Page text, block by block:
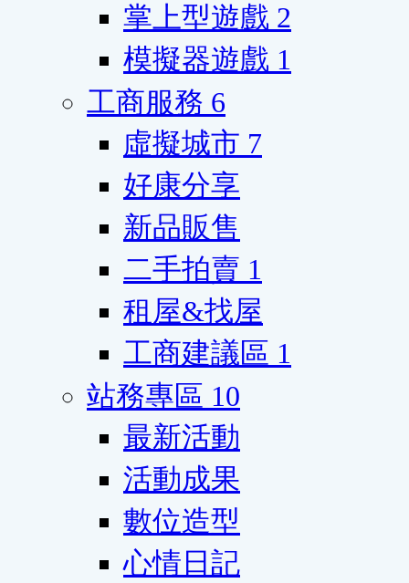
掌上型遊戲 2
模擬器遊戲 1
工商服務 6
虛擬城市 7
好康分享
新品販售
二手拍賣 1
租屋&找屋
工商建議區 1
站務專區 10
最新活動
活動成果
數位造型
心情日記